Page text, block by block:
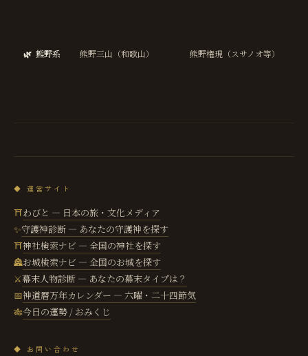
🌿 熊野系 熊野三山（和歌山） 熊野権現（スサノオ等）
◆ 運営サイト
⛩わびと — 日本の旅・文化メディア
✨守護神診断 — あなたの守護神を探す
⛩神社検索ナビ — 全国の神社を探す
🏯お城検索ナビ — 全国のお城を探す
⚔️幕末人物診断 — あなたの幕末タイプは？
📅神道暦万年カレンダー — 六曜・二十四節気
🎋今日の運勢 / おみくじ
◆ お問い合わせ